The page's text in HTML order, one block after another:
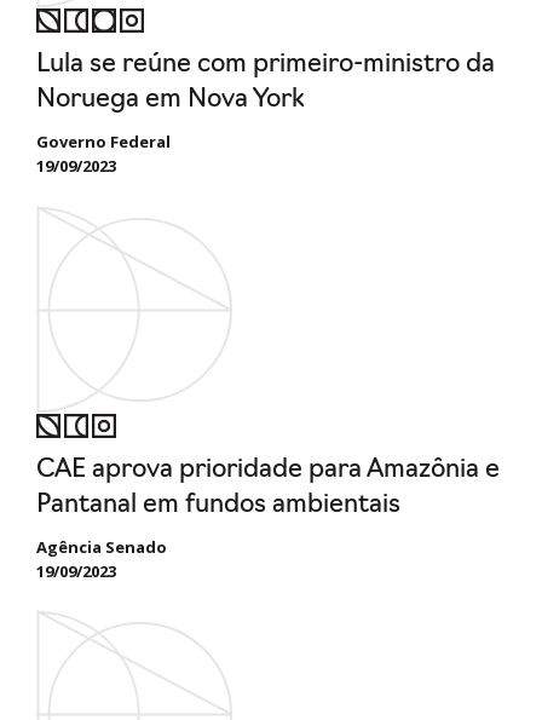
Lula se reúne com primeiro-ministro da
Noruega em Nova York
Governo Federal
19/09/2023
CAE aprova prioridade para Amazônia e
Pantanal em fundos ambientais
Agência Senado
19/09/2023